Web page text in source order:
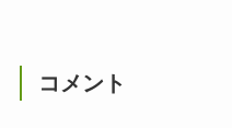
コメント